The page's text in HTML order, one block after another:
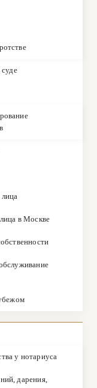
в Москве
у нотариуса
дарения,